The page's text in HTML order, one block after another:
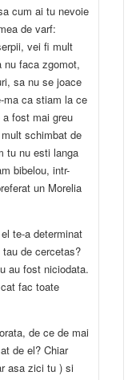
cum ai tu nevoie
de varf:
vei fi mult
nu faca zgomot,
sa nu se joace
ma ca stiam la ce
fost mai greu
schimbat de
tu nu esti langa
bibelou, intr-
un Morelia
te-a determinat
de cercetas?
au fost niciodata.
fac toate
de ce de mai
de el? Chiar
asa zici tu ) si